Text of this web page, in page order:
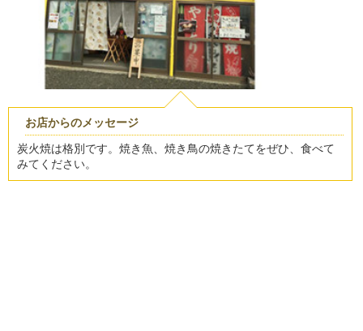
お店からのメッセージ
炭火焼は格別です。焼き魚、焼き鳥の焼きたてをぜひ、食べて
みてください。